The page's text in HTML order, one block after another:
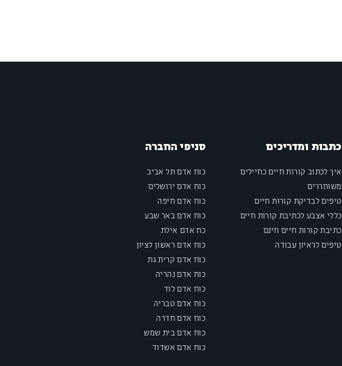
כתבות ומדריכים
איך לכתוב קורות חיים כחיילים
משוחררים
טיפים לבדיקת קורות חיים
כללי אצבע לכתיבת קורות חיים
כתיבת קורות חיים חינם
טיפים לראיון עבודה
סניפי החברה
כוח אדם תל אביב
כוח אדם ירושלים
כוח אדם חיפה
כוח אדם באר שבע
כח אדם אילת
כוח אדם ראשון לציון
כוח אדם קרית גת
כוח אדם נהריה
כוח אדם לוד
כוח אדם טבריה
כוח אדם חדרה
כוח אדם בית שמש
כוח אדם אשדוד